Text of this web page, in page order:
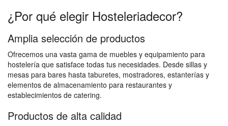
¿Por qué elegir Hosteleriadecor?
Amplia selección de productos
Ofrecemos una vasta gama de muebles y equipamiento para
hostelería que satisface todas tus necesidades. Desde sillas y
mesas para bares hasta taburetes, mostradores, estanterías y
elementos de almacenamiento para restaurantes y
establecimientos de catering.
Productos de alta calidad